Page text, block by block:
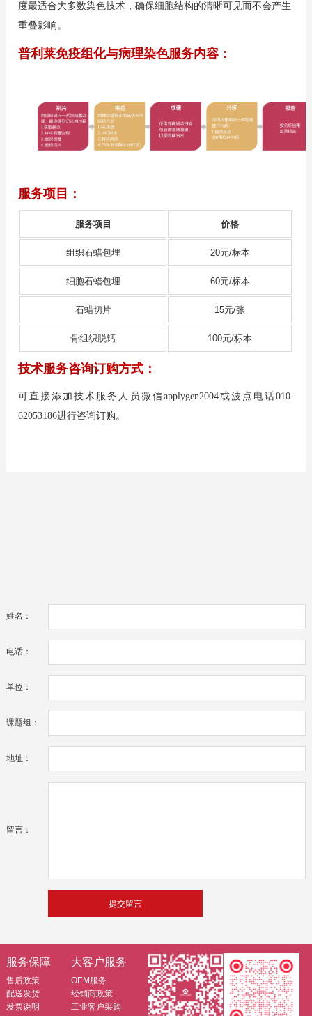
度最适合大多数染色技术，确保细胞结构的清晰可见而不会产生
重叠影响。
普利莱免疫组化与病理染色服务内容：
服务项目：
服务项目 价格
组织石蜡包埋 20元/标本
细胞石蜡包埋 60元/标本
石蜡切片 15元/张
骨组织脱钙 100元/标本
技术服务咨询订购方式：
可直接添加技术服务人员微信applygen2004或波点电话010-
62053186进行咨询订购。
姓名：
电话：
单位：
课题组：
地址：
留言：
服务保障
售后政策
配送发货
发票说明
大客户服务
OEM服务
经销商政策
工业客户采购